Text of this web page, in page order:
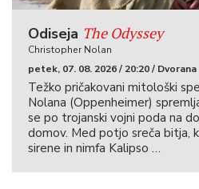
Odiseja The Odyssey
Christopher Nolan
petek, 07. 08. 2026 / 20:20 / Dvorana
Težko pričakovani mitološki
Nolana (Oppenheimer)
se po trojanski vojni poda na
domov. Med potjo sreča bitja,
sirene in nimfa Kalipso …